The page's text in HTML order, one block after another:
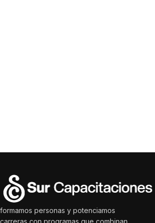
formamos personas y potenciamos